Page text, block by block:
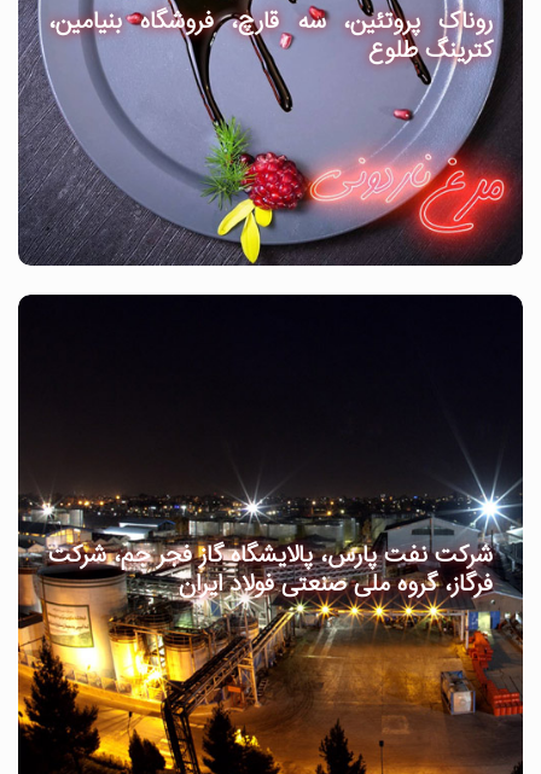
روناک پروتئین، سه قارچ، فروشگاه بنیامین،
کترینگ طلوع
شرکت نفت پارس، پالایشگاه گاز فجر جم، شرکت
فرگاز، گروه ملی صنعتی فولاد ایران